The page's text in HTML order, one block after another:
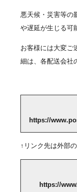
悪天候・災害等の
や遅延が生じる可
お客様には大変ご
細は、各配送会社
https://
↑リンク先は外部
https://